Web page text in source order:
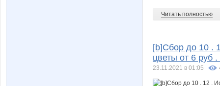
Читать полностью
[b]Сбор до 10 .
цветы от 6 руб
23.11.2021 в 01:05